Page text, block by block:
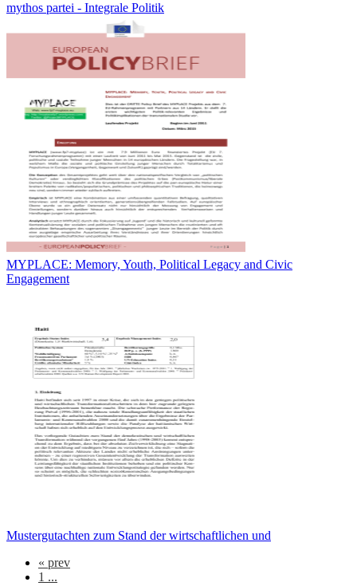
mythos partei - Integrale Politik
MYPLACE: Memory, Youth, Political Legacy and Civic
Engagement
Mustergutachten zum Stand der wirtschaftlichen und
« prev
1 ...